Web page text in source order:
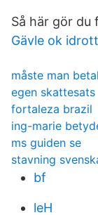
Så här gör
Gävle ok
måste man
egen skattesats
fortaleza brazil
ing-marie
ms guiden se
stavning
bf
leH